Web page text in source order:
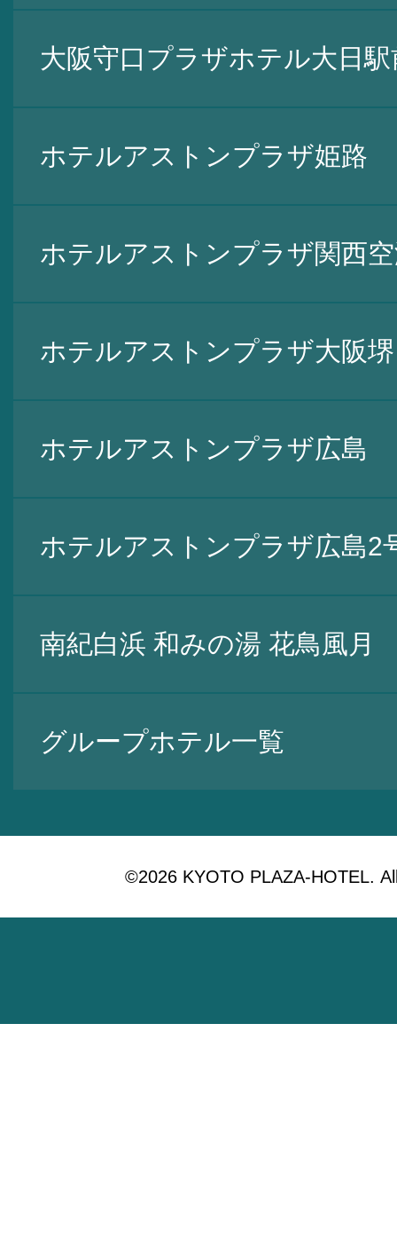
大阪守口プラザホテル大日駅
ホテルアストンプラザ姫路
ホテルアストンプラザ関西
ホテルアストンプラザ大阪堺
ホテルアストンプラザ広島
ホテルアストンプラザ広島2
南紀白浜 和みの湯 花鳥風月
グループホテル一覧
©2026 KYOTO PLAZA-HOTEL.